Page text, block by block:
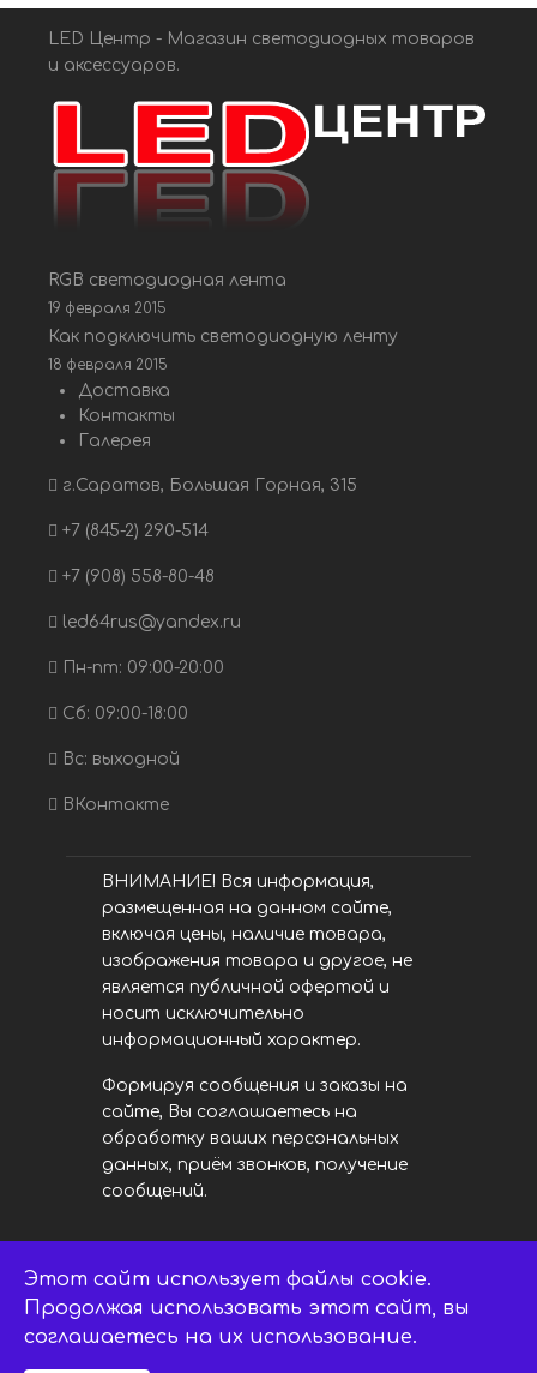
LED Центр - Магазин светодиодных товаров
и аксессуаров.
RGB светодиодная лента
19 февраля 2015
Как подключить светодиодную ленту
18 февраля 2015
Доставка
Контакты
Галерея
г.Саратов, Большая Горная, 315
+7 (845-2) 290-514
+7 (908) 558-80-48
led64rus@yandex.ru
Пн-пт: 09:00-20:00
Сб: 09:00-18:00
Вс: выходной
ВКонтакте
ВНИМАНИЕ! Вся информация,
размещенная на данном сайте,
включая цены, наличие товара,
изображения товара и другое, не
является публичной офертой и
носит исключительно
информационный характер.
Формируя сообщения и заказы на
сайте, Вы соглашаетесь на
обработку ваших персональных
данных, приём звонков, получение
сообщений.
LED центр. © 2014 - 2026
ledsaratov.ru. Все права защищены.
Этот сайт использует файлы cookie.
Продолжая использовать этот сайт, вы
соглашаетесь на их использование.